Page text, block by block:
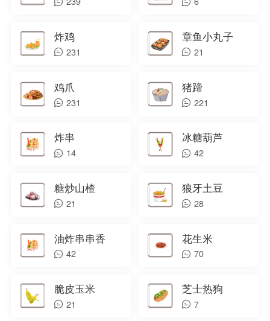
炸鸡
231
章鱼小丸子
21
鸡爪
231
猪蹄
221
炸串
14
冰糖葫芦
42
糖炒山楂
21
狼牙土豆
28
油炸串串香
42
花生米
70
脆皮玉米
21
芝士热狗
7